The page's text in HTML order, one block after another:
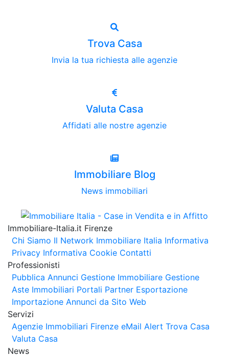
Trova Casa
Invia la tua richiesta alle agenzie
Valuta Casa
Affidati alle nostre agenzie
Immobiliare Blog
News immobiliari
Immobiliare-Italia.it Firenze
Chi Siamo Il Network Immobiliare Italia Informativa
Privacy Informativa Cookie Contatti
Professionisti
Pubblica Annunci Gestione Immobiliare Gestione
Aste Immobiliari Portali Partner Esportazione
Importazione Annunci da Sito Web
Servizi
Agenzie Immobiliari Firenze eMail Alert Trova Casa
Valuta Casa
News